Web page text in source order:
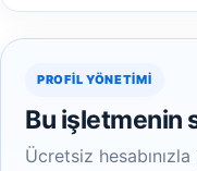
PROFIL YÖNETIMI
Bu işletmenin
Ücretsiz